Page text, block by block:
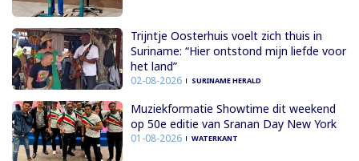
Trijntje Oosterhuis voelt zich thuis in
Suriname: “Hier ontstond mijn liefde voor
het land”
02-08-2026 SURINAME HERALD
Muziekformatie Showtime dit weekend
op 50e editie van Sranan Day New York
01-08-2026 WATERKANT